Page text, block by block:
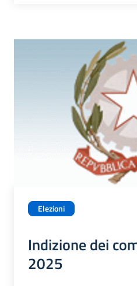
Elezioni
Indizione dei
2025